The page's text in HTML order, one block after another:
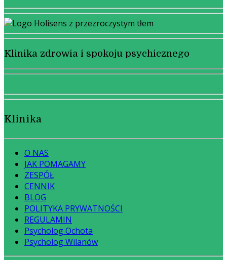
Klinika zdrowia i spokoju psychicznego
Klinika
O NAS
JAK POMAGAMY
ZESPÓŁ
CENNIK
BLOG
POLITYKA PRYWATNOŚCI
REGULAMIN
Psycholog Ochota
Psycholog Wilanów